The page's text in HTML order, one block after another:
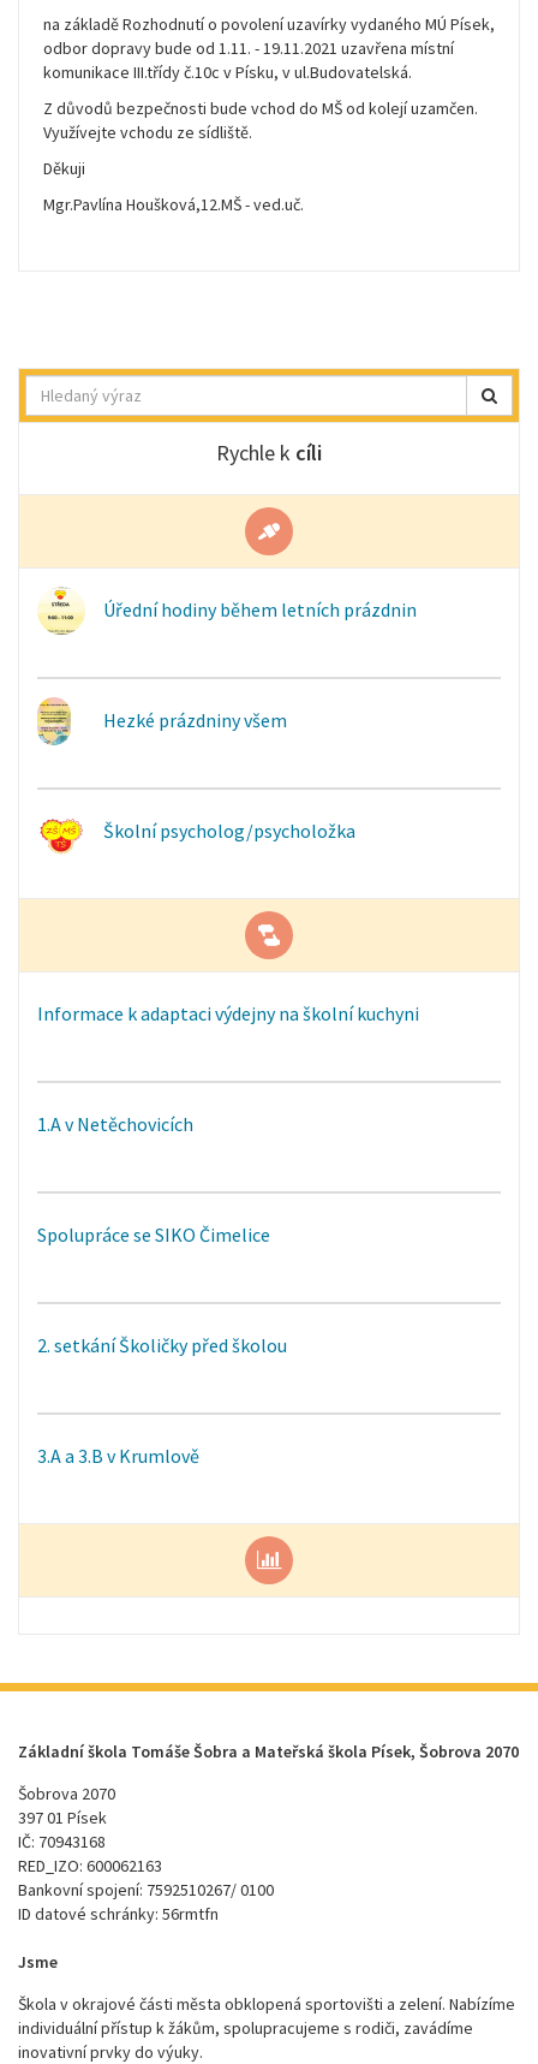
na základě Rozhodnutí o povolení uzavírky vydaného MÚ Písek,
odbor dopravy bude od 1.11. - 19.11.2021 uzavřena místní
komunikace III.třídy č.10c v Písku, v ul.Budovatelská.
Z důvodů bezpečnosti bude vchod do MŠ od kolejí uzamčen.
Využívejte vchodu ze sídliště.
Děkuji
Mgr.Pavlína Houšková,12.MŠ - ved.uč.
Hledat
Rychle k cíli
Úřední hodiny během letních prázdnin
Hezké prázdniny všem
Školní psycholog/psycholožka
Informace k adaptaci výdejny na školní kuchyni
1.A v Netěchovicích
Spolupráce se SIKO Čimelice
2. setkání Školičky před školou
3.A a 3.B v Krumlově
Základní škola Tomáše Šobra a Mateřská škola Písek, Šobrova 2070
Šobrova 2070
397 01 Písek
IČ: 70943168
RED_IZO: 600062163
Bankovní spojení: 7592510267/ 0100
ID datové schránky: 56rmtfn
Jsme
Škola v okrajové části města obklopená sportovišti a zelení. Nabízíme
individuální přístup k žákům, spolupracujeme s rodiči, zavádíme
inovativní prvky do výuky.